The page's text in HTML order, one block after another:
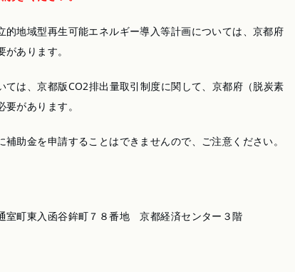
地域型再生可能エネルギー導入等計画については、京都府
あります。
ては、京都版CO2排出量取引制度に関して、京都府（脱炭素
があります。
助金を申請することはできませんので、ご注意ください。
町東入函谷鉾町７８番地 京都経済センター３階